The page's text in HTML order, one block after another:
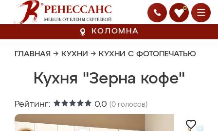
0
КОЛОМНА
ГЛАВНАЯ → КУХНИ → КУХНИ С ФОТОПЕЧАТЬЮ
Кухня "Зерна кофе"
Рейтинг: 0.0 (0 голосов)